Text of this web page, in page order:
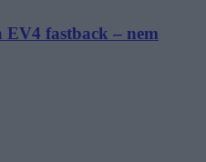
fastback – nem